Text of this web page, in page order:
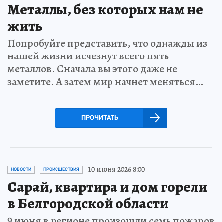
Металлы, без которых нам не
жить
Попробуйте представить, что однажды из
нашей жизни исчезнут всего пять
металлов. Сначала вы этого даже не
заметите. А затем мир начнет меняться…
ПРОЧИТАТЬ
НОВОСТИ ПРОИСШЕСТВИЯ 10 июня 2026 8:00
Сарай, квартира и дом горели
в Белгородской области